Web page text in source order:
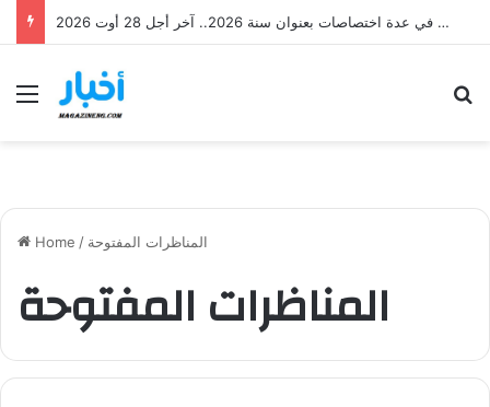
وزارة العدل تفتح امتحانات مهنية لانتداب 87 عاملاً في عدة اختصاصات بعنوان سنة 2026.. آخر أجل 28 أوت 2026
Menu
Home / المناظرات المفتوحة
المناظرات المفتوحة